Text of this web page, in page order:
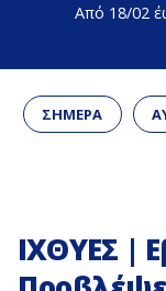
Από 18/02
ΣΗΜΕΡΑ
ΙΧΘΥΕΣ |